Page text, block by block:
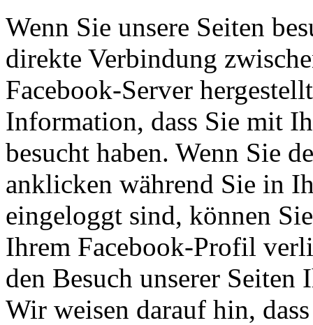
Wenn Sie unsere Seiten
direkte Verbindung
Facebook-Server
Information, dass Sie mit
besucht haben. Wenn Sie
anklicken während Sie in
eingeloggt sind, können
Ihrem Facebook-Profil
den Besuch unserer
Wir weisen darauf hin,